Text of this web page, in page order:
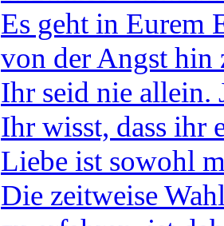
Es geht in Eurem
von der Angst hin
Ihr seid nie allein.
Ihr wisst, dass ihr
Liebe ist sowohl
Die zeitweise